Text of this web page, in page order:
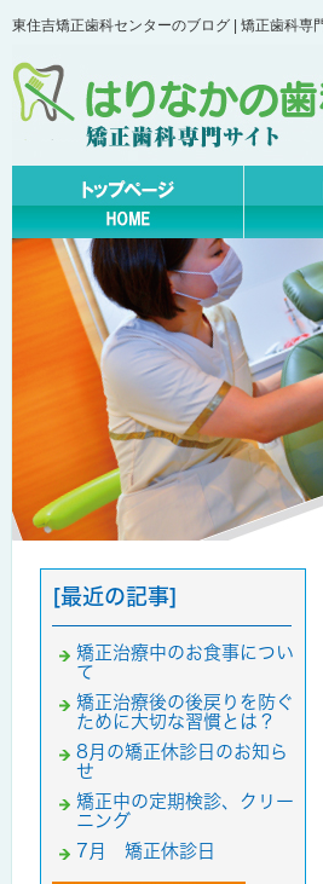
東住吉矯正歯科センターのブログ | 矯正歯科専
[最近の記事]
矯正治療中のお食事につい
て
矯正治療後の後戻りを防ぐ
ために大切な習慣とは？
8月の矯正休診日のお知ら
せ
矯正中の定期検診、クリー
ニング
7月 矯正休診日